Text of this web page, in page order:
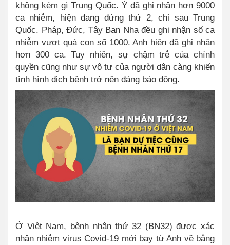
không kém gì Trung Quốc. Ý đã ghi nhận hơn 9000
ca nhiễm, hiện đang đứng thứ 2, chỉ sau Trung
Quốc. Pháp, Đức, Tây Ban Nha đều ghi nhận số ca
nhiễm vượt quá con số 1000. Anh hiện đã ghi nhận
hơn 300 ca. Tuy nhiên, sự chậm trễ của chính
quyền cũng như sự vô tư của người dân càng khiến
tình hình dịch bệnh trở nên đáng báo động.
Ở Việt Nam, bệnh nhân thứ 32 (BN32) được xác
nhận nhiễm virus Covid-19 mới bay từ Anh về bằng